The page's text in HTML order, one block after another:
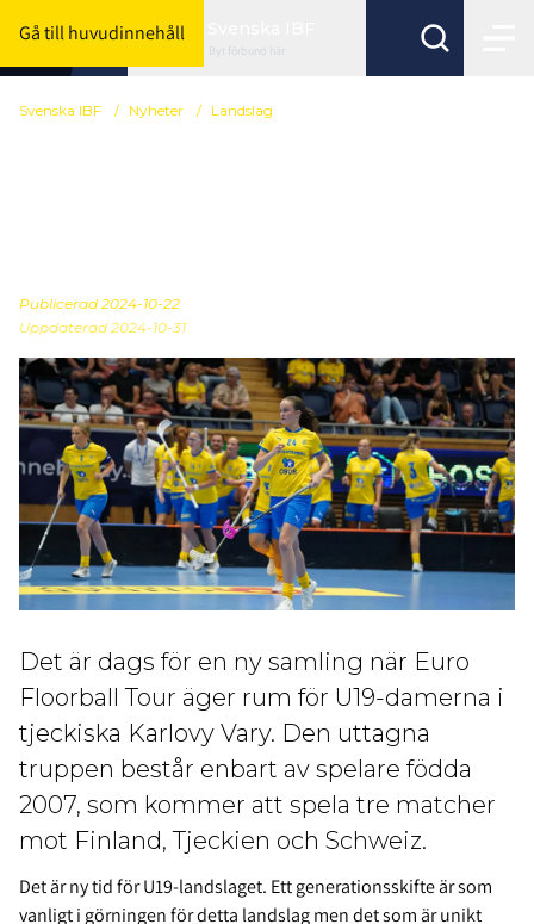
Gå till huvudinnehåll
Byt förbund här
Svenska IBF / Nyheter / Landslag
Publicerad 2024-10-22
Uppdaterad 2024-10-31
Det är dags för en ny samling när Euro
Floorball Tour äger rum för U19-damerna i
tjeckiska Karlovy Vary. Den uttagna
truppen består enbart av spelare födda
2007, som kommer att spela tre matcher
mot Finland, Tjeckien och Schweiz.
Det är ny tid för U19-landslaget. Ett generationsskifte är som
vanligt i görningen för detta landslag men det som är unikt